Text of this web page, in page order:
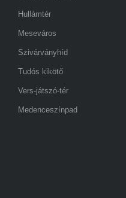
Hullámtér
Meseváros
Szivárványhíd
Tudós kikötő
Vers-játszó-tér
Medenceszínpad